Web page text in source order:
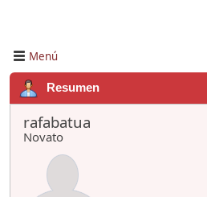
Menú
Resumen
rafabatua
Novato